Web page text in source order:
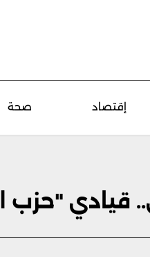
إقتصاد صحة
"حزب